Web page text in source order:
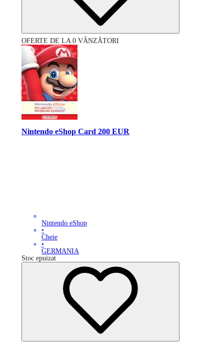
OFERTE DE LA 0 VÂNZĂTORI
Nintendo eShop Card 200 EUR
Nintendo eShop
•
Cheie
•
GERMANIA
Stoc epuizat